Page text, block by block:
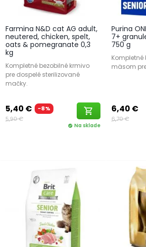
Farmina N&D cat AG adult,
neutered, chicken, spelt,
oats & pomegranate 0,3
kg
Kompletné bezobilné krmivo
pre dospelé sterilizované
mačky.
5,40 €
-8%
5,90 €
shopping_cart
check_circle Na sklade
Purina
7+
750 g
mäsom
6,40 €
6,70 €